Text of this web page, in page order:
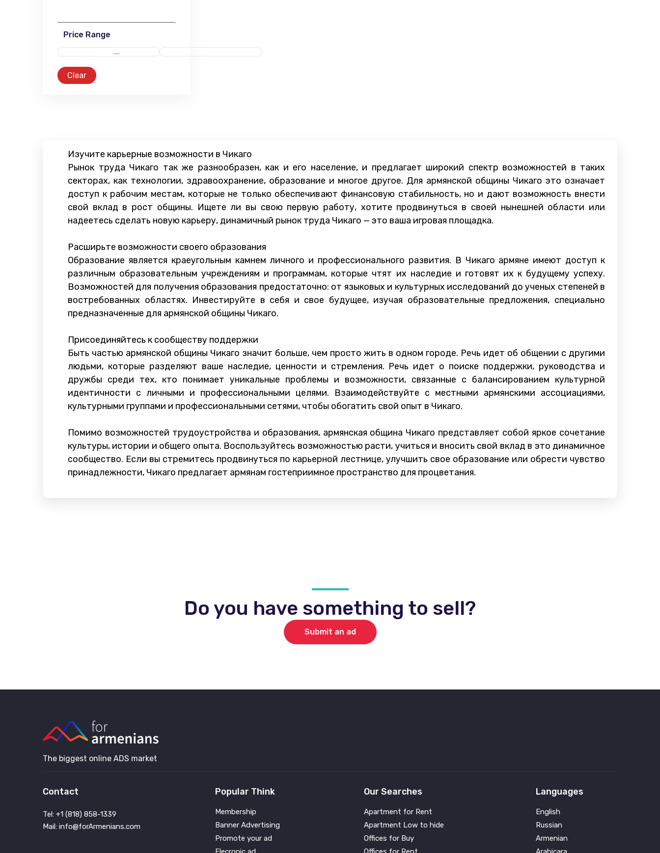
Price Range
Clear
Изучите карьерные возможности в Чикаго
Рынок труда Чикаго так же разнообразен, как и его население, и предлагает широкий спектр возможностей в таких
секторах, как технологии, здравоохранение, образование и многое другое. Для армянской общины Чикаго это означает
доступ к рабочим местам, которые не только обеспечивают финансовую стабильность, но и дают возможность внести
свой вклад в рост общины. Ищете ли вы свою первую работу, хотите продвинуться в своей нынешней области или
надеетесь сделать новую карьеру, динамичный рынок труда Чикаго — это ваша игровая площадка.
Расширьте возможности своего образования
Образование является краеугольным камнем личного и профессионального развития. В Чикаго армяне имеют доступ к
различным образовательным учреждениям и программам, которые чтят их наследие и готовят их к будущему успеху.
Возможностей для получения образования предостаточно: от языковых и культурных исследований до ученых степеней в
востребованных областях. Инвестируйте в себя и свое будущее, изучая образовательные предложения, специально
предназначенные для армянской общины Чикаго.
Присоединяйтесь к сообществу поддержки
Быть частью армянской общины Чикаго значит больше, чем просто жить в одном городе. Речь идет об общении с другими
людьми, которые разделяют ваше наследие, ценности и стремления. Речь идет о поиске поддержки, руководства и
дружбы среди тех, кто понимает уникальные проблемы и возможности, связанные с балансированием культурной
идентичности с личными и профессиональными целями. Взаимодействуйте с местными армянскими ассоциациями,
культурными группами и профессиональными сетями, чтобы обогатить свой опыт в Чикаго.
Помимо возможностей трудоустройства и образования, армянская община Чикаго представляет собой яркое сочетание
культуры, истории и общего опыта. Воспользуйтесь возможностью расти, учиться и вносить свой вклад в это динамичное
сообщество. Если вы стремитесь продвинуться по карьерной лестнице, улучшить свое образование или обрести чувство
принадлежности, Чикаго предлагает армянам гостеприимное пространство для процветания.
Do you have something to sell?
Submit an ad
The biggest online ADS market
Contact
Tel: +1 (818) 858-1339
Mail: info@forArmenians.com
Popular Think
Membership
Banner Advertising
Promote your ad
Our Searches
Apartment for Rent
Apartment Low to hide
Offices for Buy
Languages
English
Russian
Armenian